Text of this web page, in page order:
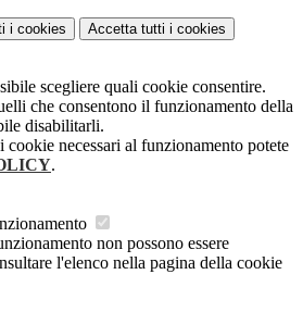
i cookies Accetta tutti i cookies
scegliere quali cookie consentire.
che consentono il funzionamento della
disabilitarli.
cookie necessari al funzionamento potete
.
non possono essere
l'elenco nella pagina della cookie